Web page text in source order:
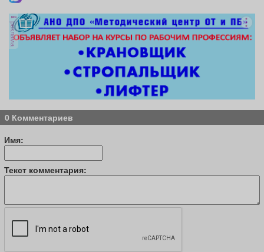
реклама
0 Комментариев
Имя:
Текст комментария: